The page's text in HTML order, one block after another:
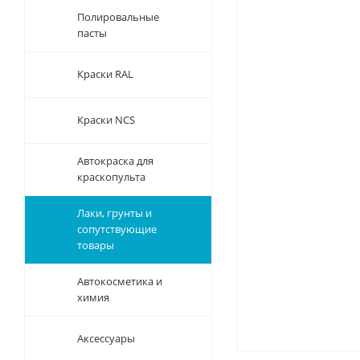
Полировальные
пасты
Краски RAL
Краски NCS
Автокраска для
краскопульта
Лаки, грунты и
сопутствующие
товары
Автокосметика и
химия
Аксессуары